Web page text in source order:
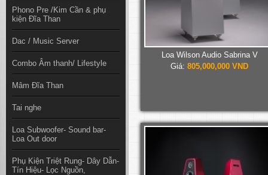
Phono Pre /Kim Cần & phụ
kiện Đĩa Than
Dac / Music Server
Combo Âm thanh/ Lifestyle
Mâm Đĩa Than
Tai nghe
Loa Subwoofer- Sound bar-
Loa Out door
Phụ Kiện Triệt Rung- Dây Dẫn-
Tín Hiệu- Lọc Nguồn,
Loa Wilson Audio Sabrina V
Giá: 805,000,000 VND